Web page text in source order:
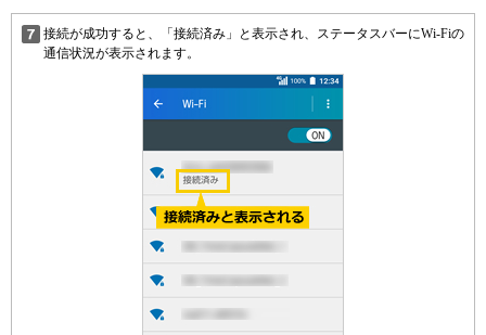
接続が成功すると、「接続済み」と表示され、ステータスバーにWi-Fiの
通信状況が表示されます。